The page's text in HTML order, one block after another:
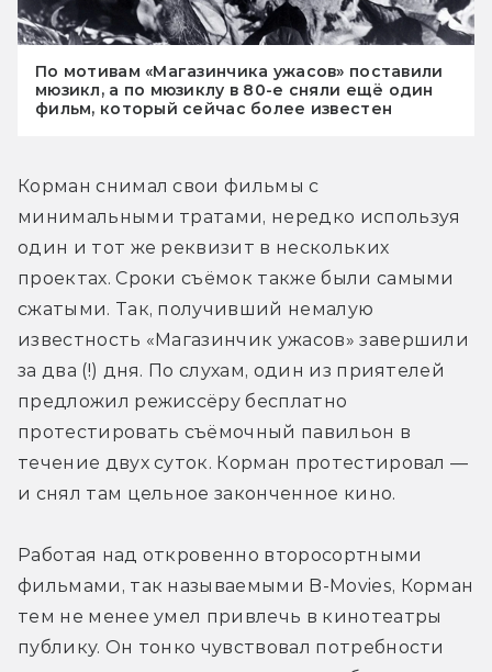
По мотивам «Магазинчика ужасов» поставили
мюзикл, а по мюзиклу в 80-е сняли ещё один
фильм, который сейчас более известен
Корман снимал свои фильмы с
минимальными тратами, нередко используя
один и тот же реквизит в нескольких
проектах. Сроки съёмок также были самыми
сжатыми. Так, получивший немалую
известность «Магазинчик ужасов» завершили
за два (!) дня. По слухам, один из приятелей
предложил режиссёру бесплатно
протестировать съёмочный павильон в
течение двух суток. Корман протестировал —
и снял там цельное законченное кино.
Работая над откровенно второсортными
фильмами, так называемыми B-Movies, Корман
тем не менее умел привлечь в кинотеатры
публику. Он тонко чувствовал потребности